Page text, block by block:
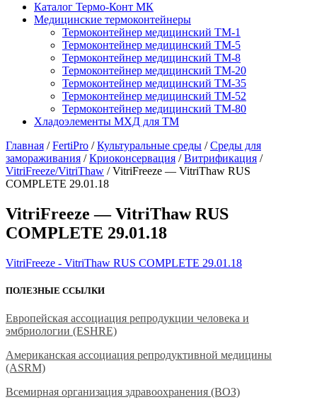
Каталог Термо-Конт МК
Медицинские термоконтейнеры
Термоконтейнер медицинский ТМ-1
Термоконтейнер медицинский ТМ-5
Термоконтейнер медицинский ТМ-8
Термоконтейнер медицинский ТМ-20
Термоконтейнер медицинский ТМ-35
Термоконтейнер медицинский ТМ-52
Термоконтейнер медицинский ТМ-80
Хладоэлементы МХД для ТМ
Главная /FertiPro /Культуральные среды /Среды для
замораживания /Криоконсервация /Витрификация /
VitriFreeze/VitriThaw /VitriFreeze — VitriThaw RUS
COMPLETE 29.01.18
VitriFreeze — VitriThaw RUS
COMPLETE 29.01.18
VitriFreeze - VitriThaw RUS COMPLETE 29.01.18
ПОЛЕЗНЫЕ ССЫЛКИ
Европейская ассоциация репродукции человека и
эмбриологии (ESHRE)
Американская ассоциация репродуктивной медицины
(ASRM)
Всемирная организация здравоохранения (ВОЗ)